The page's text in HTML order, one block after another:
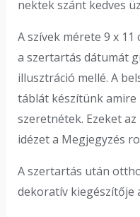
nektek szánt kedves
A szívek mérete 9 x
a szertartás dátumát
illusztráció mellé. A
táblát készítünk
szeretnétek. Ezeket
idézet a Megjegyzés
A szertartás után
dekoratív kiegészítője